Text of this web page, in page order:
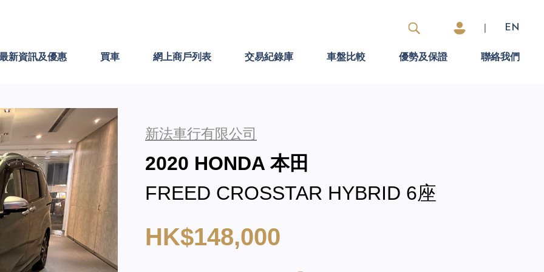
EN
新資訊及優惠 買車 網上商戶列表 交易紀錄庫 車盤比較 優勢及保證 聯絡我們
新法車行有限公司
2020 HONDA 本田
FREED CROSSTAR HYBRID 6座
HK$148,000